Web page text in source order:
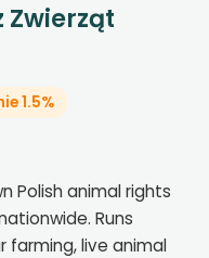
Zwierząt
1.5%
Polish animal rights
Runs
farming, live animal